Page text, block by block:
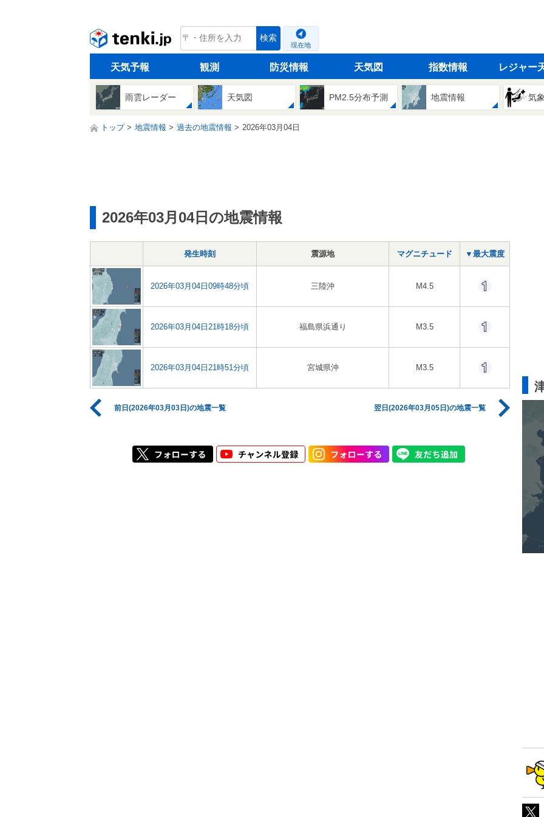
tenki.jp 検索
現在地
天気予報 観測 防災情報 天気図 指数情報 レジャー
雨雲レーダー 天気図 PM2.5分布予測 地震情報 気
トップ 地震情報 過去の地震情報 2026年03月04日
2026年03月04日の地震情報
発生時刻 震源地 マグニチュード ▼最大震度
2026年03月04日09時48分頃 三陸沖 M4.5
2026年03月04日21時18分頃 福島県浜通り M3.5
2026年03月04日21時51分頃 宮城県沖 M3.5
前日(2026年03月03日)の地震一覧 翌日(2026年03月05日)の地震一覧